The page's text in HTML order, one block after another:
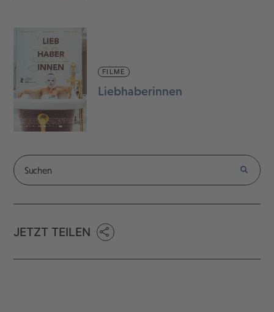
FILME
Liebhaberinnen
JETZT TEILEN